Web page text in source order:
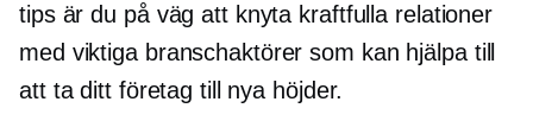
tips är du på väg att knyta kraftfulla relationer
med viktiga branschaktörer som kan hjälpa till
att ta ditt företag till nya höjder.